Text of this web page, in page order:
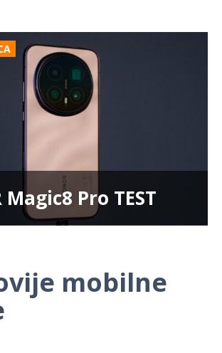
Magic8 Pro TEST
mobilne